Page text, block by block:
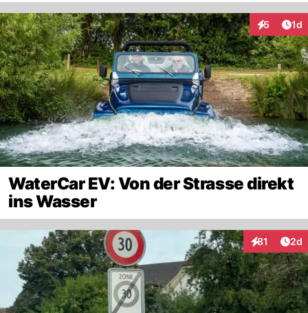
5 1d
WaterCar EV: Von der Strasse direkt
ins Wasser
81
Interaktionen
2d